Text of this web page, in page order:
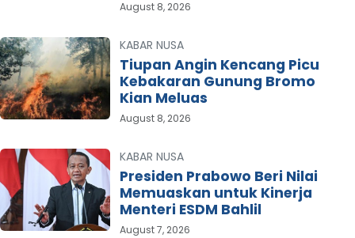
August 8, 2026
KABAR NUSA
Tiupan Angin Kencang Picu
Kebakaran Gunung Bromo
Kian Meluas
August 8, 2026
KABAR NUSA
Presiden Prabowo Beri Nilai
Memuaskan untuk Kinerja
Menteri ESDM Bahlil
August 7, 2026